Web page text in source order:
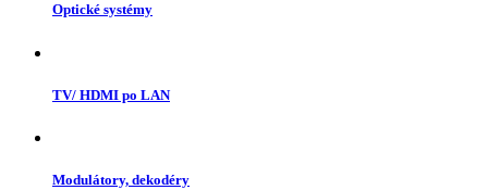
Optické systémy
TV/ HDMI po LAN
Modulátory, dekodéry